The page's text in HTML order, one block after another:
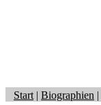
Start | Biographien |